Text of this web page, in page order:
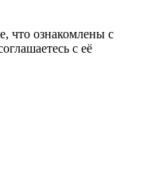
что ознакомлены с
с её